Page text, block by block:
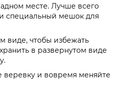
месте. Лучше всего
специальный мешок для
виде, чтобы избежать
в развернутом виде
веревку и вовремя меняйте